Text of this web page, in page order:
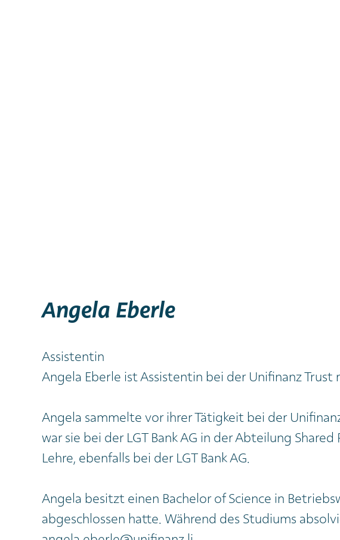
Angela Eberle
Assistentin
Angela Eberle ist Assistentin bei der Unifinanz
Angela sammelte vor ihrer Tätigkeit bei der
war sie bei der LGT Bank AG in der Abteilung
Lehre, ebenfalls bei der LGT Bank AG.
Angela besitzt einen Bachelor of Science in
abgeschlossen hatte. Während des Studiums